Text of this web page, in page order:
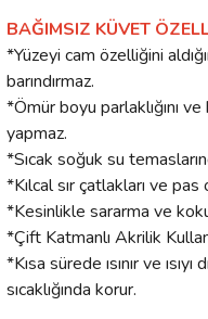
BAĞIMSIZ KÜVET
*Yüzeyi cam özelliğini
barındırmaz.
*Ömür boyu parlaklığını
yapmaz.
*Sıcak soğuk su
*Kılcal sır çatlakları ve pas
*Kesinlikle sararma ve
*Çift Katmanlı Akrilik
*Kısa sürede ısınır ve
sıcaklığında korur.